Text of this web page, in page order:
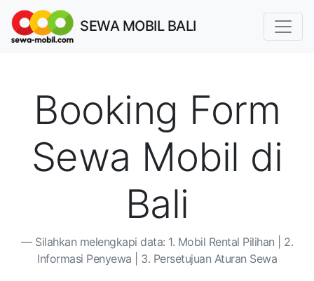
SEWA MOBIL BALI
Booking Form
Sewa Mobil di
Bali
Silahkan melengkapi data: 1. Mobil Rental Pilihan | 2.
Informasi Penyewa | 3. Persetujuan Aturan Sewa